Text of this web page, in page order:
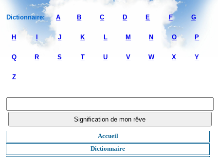
Dictionnaire: A B C D E F G
H J K L M N O P
Q R S T U V W X Y
Z
Accueil
Dictionnaire